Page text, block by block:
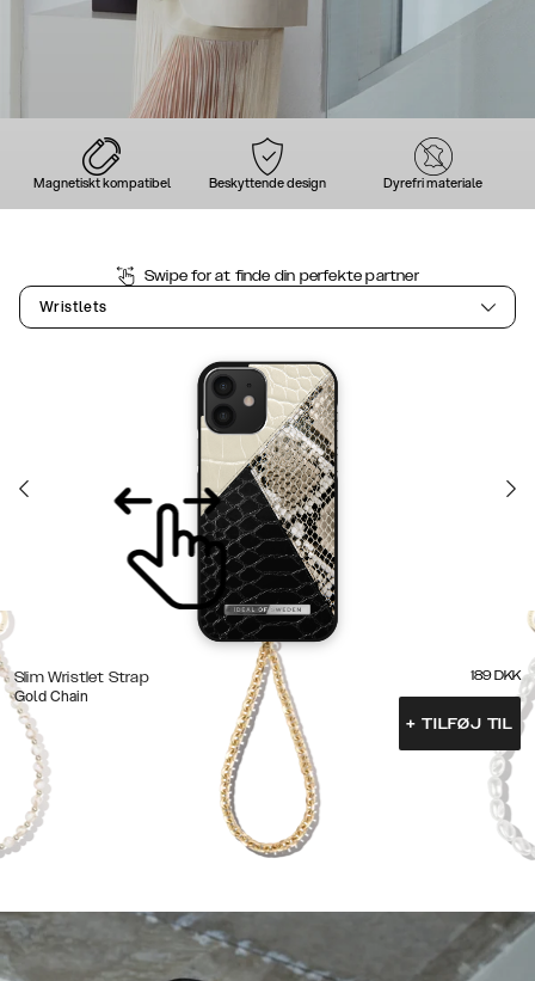
Magnetiskt kompatibel Beskyttende design Dyrefri materiale
Swipe for at finde din perfekte partner
Wristlets
Slim Wristlet Strap
Gold Chain
189 DKK
+ TILFØJ TIL